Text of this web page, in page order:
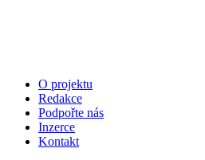
O projektu
Redakce
Podpořte nás
Inzerce
Kontakt